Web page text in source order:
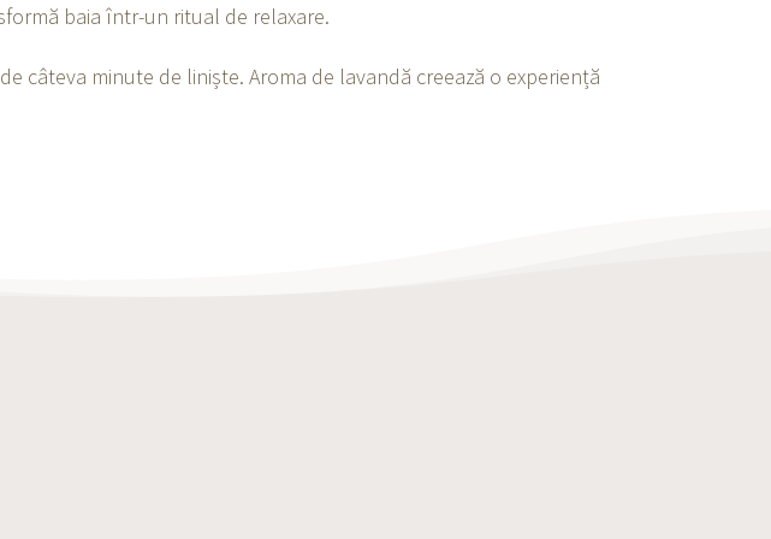
baia într-un ritual de relaxare.
câteva minute de liniște. Aroma de lavandă creează o experiență